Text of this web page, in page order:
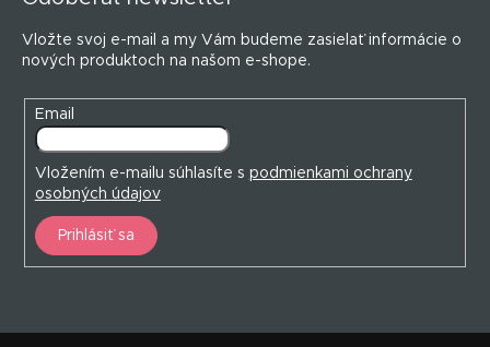
Vložte svoj e-mail a my Vám budeme zasielať informácie o
nových produktoch na našom e-shope.
Email
Vložením e-mailu súhlasíte s podmienkami ochrany
osobných údajov
Prihlásiť sa